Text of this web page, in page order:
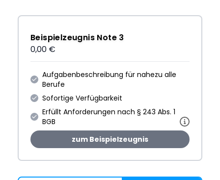
Beispielzeugnis Note 3
0,00 €
Aufgabenbeschreibung für nahezu alle
Berufe
Sofortige Verfügbarkeit
Erfüllt Anforderungen nach § 243 Abs. 1
BGB
zum Beispielzeugnis